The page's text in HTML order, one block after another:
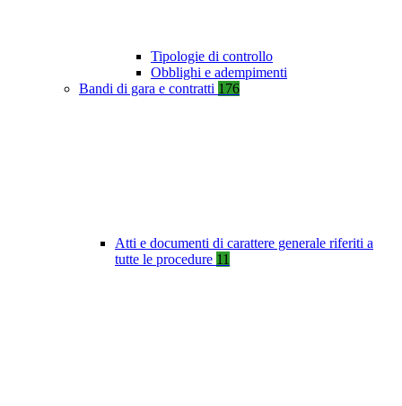
Tipologie di controllo
Obblighi e adempimenti
Bandi di gara e contratti 176
Atti e documenti di carattere generale riferiti a
tutte le procedure 11